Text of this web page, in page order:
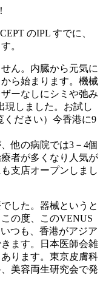
のIPL すでに、
。
ん。内臓から元気に
ら始まります。機械
ーなしにシミや弛み
現しました。お試し
ください）今香港に9
他の病院では3－4個
者が多くなり人気が
支店オープンしまし
した。器械というと
の度、このVENUS
つも、香港がアジア
ます。日本医師会雑
ります。東京皮膚科
美容両生研究会で発